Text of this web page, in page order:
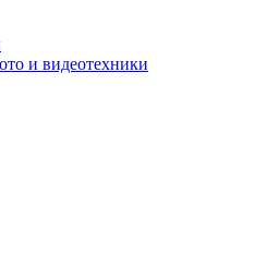
и видеотехники